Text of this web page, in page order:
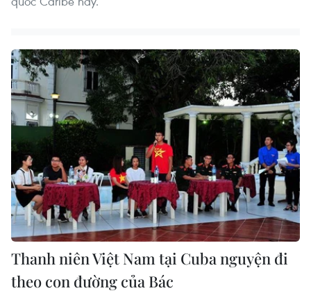
Thanh niên Việt Nam tại Cuba nguyện đi
theo con đường của Bác